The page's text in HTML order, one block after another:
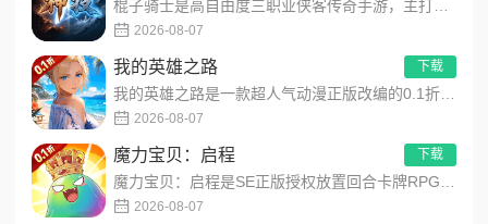
2026-08-07
我的英雄之路
2026-08-07
下载
魔力宝贝：启程
2026-08-07
下载